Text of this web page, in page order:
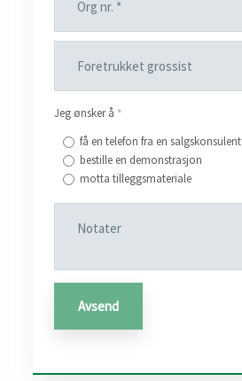
Jeg ønsker å *
få en telefon fra en salgskonsulent
bestille en demonstrasjon
motta tilleggsmateriale